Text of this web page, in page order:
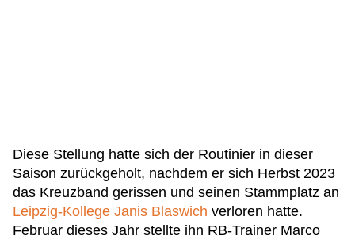
Diese Stellung hatte sich der Routinier in dieser
Saison zurückgeholt, nachdem er sich Herbst 2023
das Kreuzband gerissen und seinen Stammplatz an
Leipzig-Kollege Janis Blaswich verloren hatte.
Februar dieses Jahr stellte ihn RB-Trainer Marco